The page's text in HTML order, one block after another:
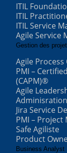
ITIL
ITIL
ITIL Service
Agile Service
Gestion des
Agile Process
PMI –
(CAPM)®
Agile
Jira Service
PMI –
Safe Agiliste
Product
Business Analyst